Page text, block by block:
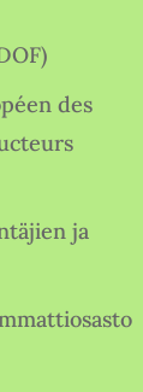
des
ja